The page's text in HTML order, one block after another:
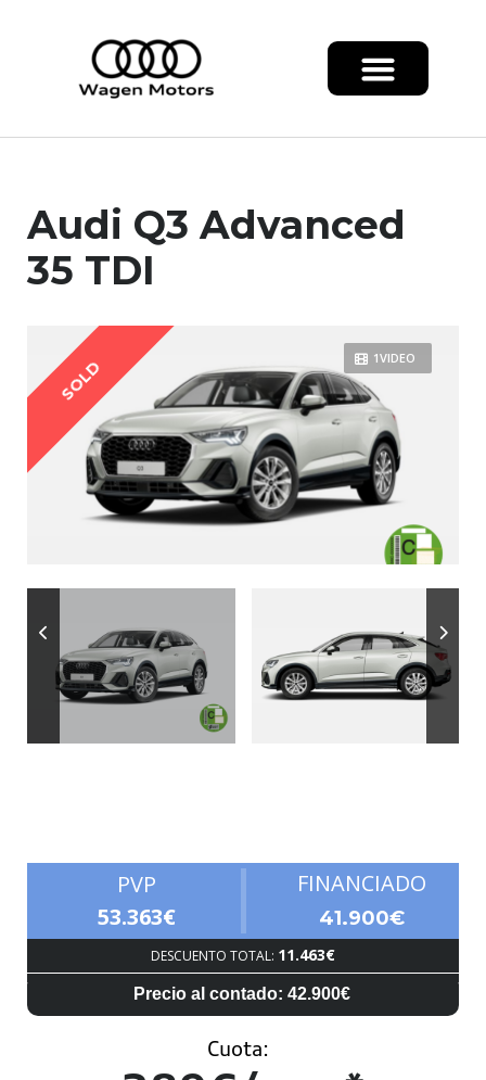
Audi Q3 Advanced
35 TDI
1VIDEO
SOLD
PVP
53.363€
FINANCIADO
41.900€
DESCUENTO TOTAL: 11.463€
Precio al contado: 42.900€
Cuota: